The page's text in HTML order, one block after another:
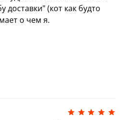
(кот как будто
о чем я.